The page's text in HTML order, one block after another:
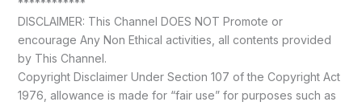
************
DISCLAIMER: This Channel DOES NOT Promote or
encourage Any Non Ethical activities, all contents provided
by This Channel.
Copyright Disclaimer Under Section 107 of the Copyright Act
1976, allowance is made for “fair use” for purposes such as